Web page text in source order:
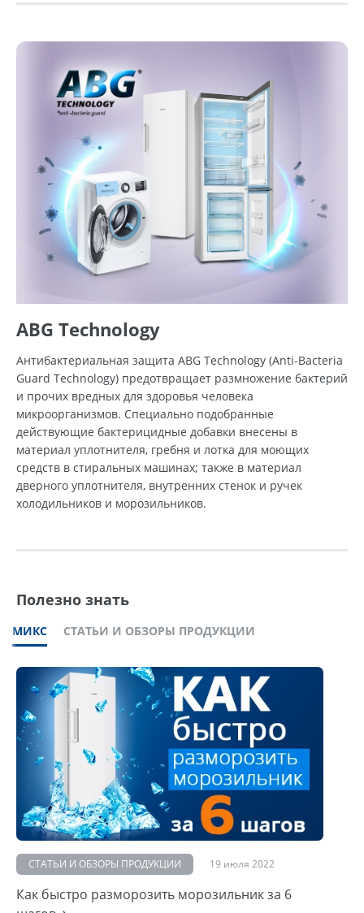
ABG Technology
Антибактериальная защита ABG Technology (Anti-Bacteria
Guard Technology) предотвращает размножение бактерий
и прочих вредных для здоровья человека
микроорганизмов. Специально подобранные
действующие бактерицидные добавки внесены в
материал уплотнителя, гребня и лотка для моющих
средств в стиральных машинах; также в материал
дверного уплотнителя, внутренних стенок и ручек
холодильников и морозильников.
Полезно знать
МИКС СТАТЬИ И ОБЗОРЫ ПРОДУКЦИИ
СТАТЬИ И ОБЗОРЫ ПРОДУКЦИИ 19 июля 2022
Как быстро разморозить морозильник за 6